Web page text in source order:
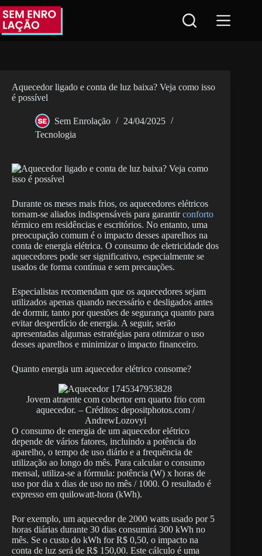
Pular
para
conteúdo
Aquecedor ligado e conta de luz baixa? Veja como isso
é possível
Sem Enrolação
24/04/2025
Tecnologia
Durante os meses mais frios, os aquecedores elétricos
tornam-se aliados indispensáveis para garantirconforto
térmico em residências e escritórios. No entanto, uma
preocupação comum é o impacto desses aparelhos na
conta de energia elétrica. O consumo de eletricidade dos
aquecedores pode ser significativo, especialmente se
usados de forma contínua e sem precauções.
Especialistas recomendam que os aquecedores sejam
utilizados apenas quando necessário e desligados antes
de dormir, tanto por questões de segurança quanto para
evitar desperdício de energia. A seguir, serão
apresentadas algumas estratégias para otimizar o uso
desses aparelhos e minimizar o impacto financeiro.
Quanto energia um aquecedor elétrico consome?
Jovem atraente com cobertor em quarto frio com
aquecedor. – Créditos: depositphotos.com /
AndrewLozovyi
O consumo de energia de um aquecedor elétrico
depende de vários fatores, incluindo a potência do
aparelho, o tempo de uso diário e a frequência de
utilização ao longo do mês. Para calcular o consumo
mensal, utiliza-se a fórmula: potência (W) x horas de
uso por dia x dias de uso no mês / 1000. O resultado é
expresso em quilowatt-hora (kWh).
Por exemplo, um aquecedor de 2000 watts usado por 5
horas diárias durante 30 dias consumirá 300 kWh no
mês. Se o custo do kWh for R$ 0,50, o impacto na
conta de luz será de R$ 150,00. Este cálculo é uma